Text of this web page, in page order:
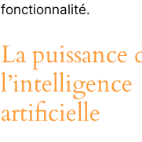
fonctionnalité.
La puissance
l’intelligence
artificielle